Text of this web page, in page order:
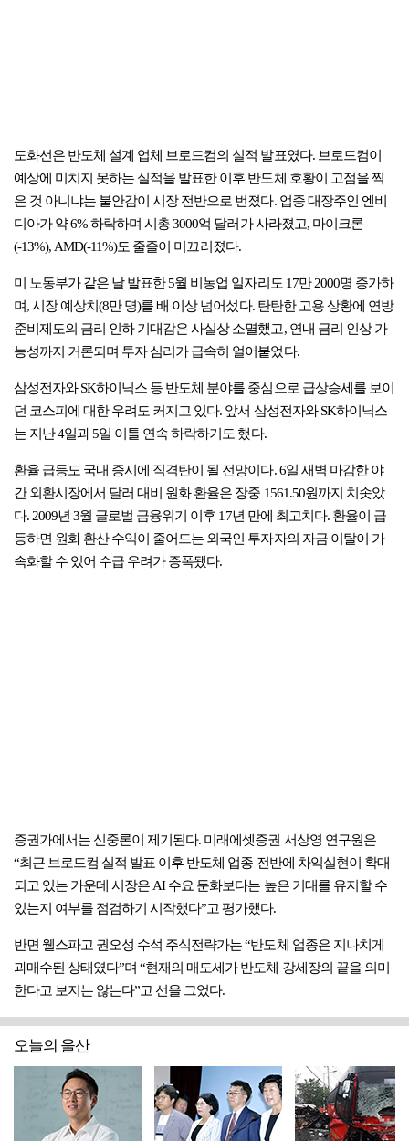
도화선은 반도체 설계 업체 브로드컴의 실적 발표였다. 브로드컴이
예상에 미치지 못하는 실적을 발표한 이후 반도체 호황이 고점을 찍
은 것 아니냐는 불안감이 시장 전반으로 번졌다. 업종 대장주인 엔비
디아가 약 6% 하락하며 시총 3000억 달러가 사라졌고, 마이크론
(-13%), AMD(-11%)도 줄줄이 미끄러졌다.
미 노동부가 같은 날 발표한 5월 비농업 일자리도 17만 2000명 증가하
며, 시장 예상치(8만 명)를 배 이상 넘어섰다. 탄탄한 고용 상황에 연방
준비제도의 금리 인하 기대감은 사실상 소멸했고, 연내 금리 인상 가
능성까지 거론되며 투자 심리가 급속히 얼어붙었다.
삼성전자와 SK하이닉스 등 반도체 분야를 중심으로 급상승세를 보이
던 코스피에 대한 우려도 커지고 있다. 앞서 삼성전자와 SK하이닉스
는 지난 4일과 5일 이틀 연속 하락하기도 했다.
환율 급등도 국내 증시에 직격탄이 될 전망이다. 6일 새벽 마감한 야
간 외환시장에서 달러 대비 원화 환율은 장중 1561.50원까지 치솟았
다. 2009년 3월 글로벌 금융위기 이후 17년 만에 최고치다. 환율이 급
등하면 원화 환산 수익이 줄어드는 외국인 투자자의 자금 이탈이 가
속화할 수 있어 수급 우려가 증폭됐다.
증권가에서는 신중론이 제기된다. 미래에셋증권 서상영 연구원은
“최근 브로드컴 실적 발표 이후 반도체 업종 전반에 차익실현이 확대
되고 있는 가운데 시장은 AI 수요 둔화보다는 높은 기대를 유지할 수
있는지 여부를 점검하기 시작했다”고 평가했다.
반면 웰스파고 권오성 수석 주식전략가는 “반도체 업종은 지나치게
과매수된 상태였다”며 “현재의 매도세가 반도체 강세장의 끝을 의미
한다고 보지는 않는다”고 선을 그었다.
오늘의 울산